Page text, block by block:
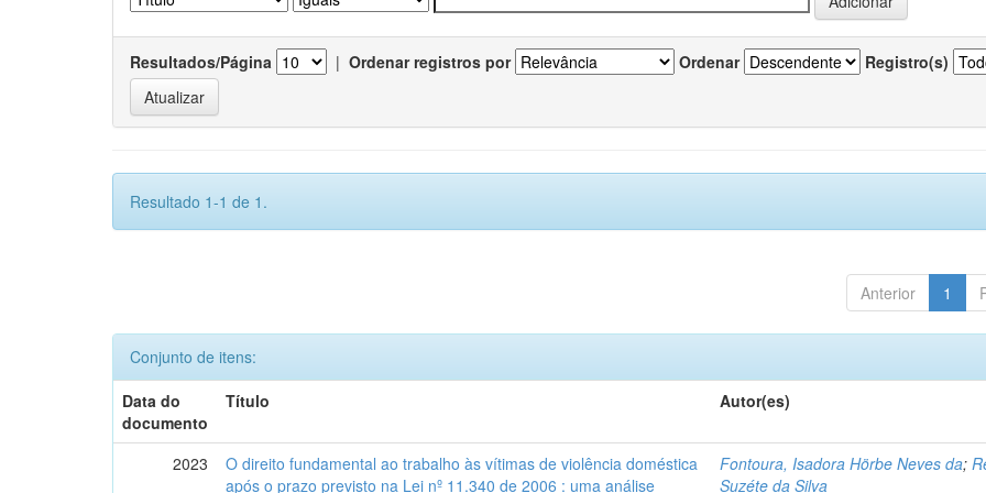
Resultados/Página | Ordenar registros por Ordenar Registro(s)
Resultado 1-1 de 1.
Anterior 1
Conjunto de itens:
Data do
documento
Título Autor(es)
2023
O direito fundamental ao trabalho às vítimas de violência doméstica
após o prazo previsto na Lei nº 11.340 de 2006 : uma análise
Fontoura, Isadora Hörbe Neves da;
Suzéte da Silva